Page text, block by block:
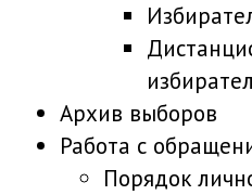
Архив выборов
Работа с
Порядок